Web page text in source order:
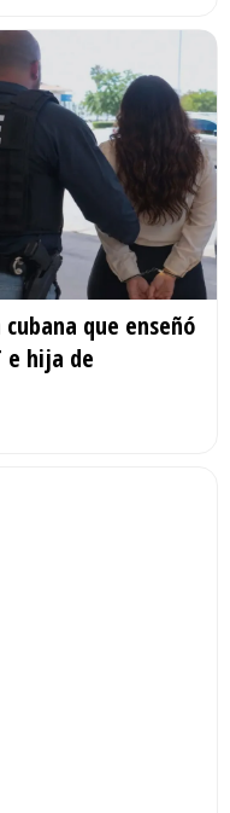
que enseñó
e hija de